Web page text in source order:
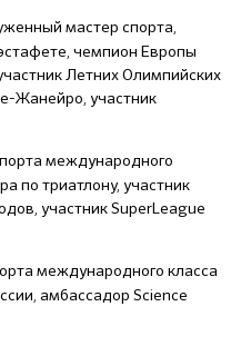
мастер спорта,
чемпион Европы
Летних Олимпийских
Жанейро, участник
международного
по триатлону, участник
участник SuperLeague
международного класса
амбассадор Science